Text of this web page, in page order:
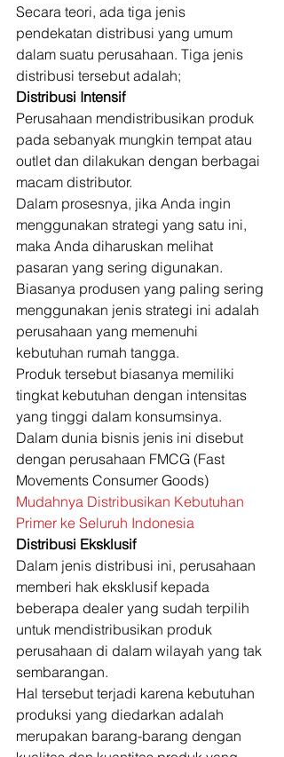
Secara teori, ada tiga jenis
pendekatan distribusi yang umum
dalam suatu perusahaan. Tiga jenis
distribusi tersebut adalah;
Distribusi Intensif
Perusahaan mendistribusikan produk
pada sebanyak mungkin tempat atau
outlet dan dilakukan dengan berbagai
macam distributor.
Dalam prosesnya, jika Anda ingin
menggunakan strategi yang satu ini,
maka Anda diharuskan melihat
pasaran yang sering digunakan.
Biasanya produsen yang paling sering
menggunakan jenis strategi ini adalah
perusahaan yang memenuhi
kebutuhan rumah tangga.
Produk tersebut biasanya memiliki
tingkat kebutuhan dengan intensitas
yang tinggi dalam konsumsinya.
Dalam dunia bisnis jenis ini disebut
dengan perusahaan FMCG (Fast
Movements Consumer Goods)
Mudahnya Distribusikan Kebutuhan
Primer ke Seluruh Indonesia
Distribusi Eksklusif
Dalam jenis distribusi ini, perusahaan
memberi hak eksklusif kepada
beberapa dealer yang sudah terpilih
untuk mendistribusikan produk
perusahaan di dalam wilayah yang tak
sembarangan.
Hal tersebut terjadi karena kebutuhan
produksi yang diedarkan adalah
merupakan barang-barang dengan